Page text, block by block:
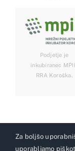
Podjetje je
inkubiranec
RRA Koroška.
Za boljšo
uporabljamo